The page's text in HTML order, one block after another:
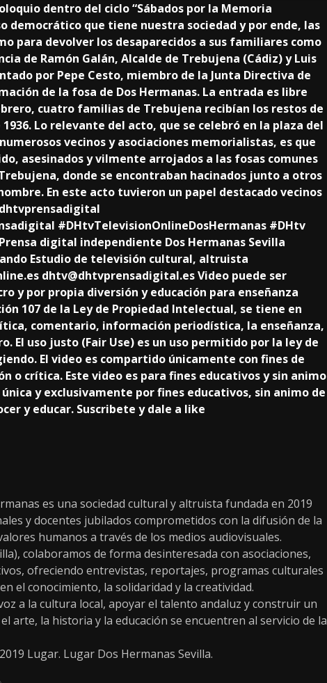
dentro del ciclo “Sábados por la Memoria
democrático que tiene nuestra sociedad y por ende, las
para devolver los desaparecidos a sus familiares como
de Ramón Galán, Alcalde de Trebujena (Cádiz) y Luis
por Pepe Cesto, miembro de la Junta Directiva de
de la fosa de Dos Hermanas. La entrada es libre
cuatro familias de Trebujena recibían los restos de
Lo relevante del acto, que se celebró en la plaza del
vecinos y asociaciones memorialistas, es que
asesinados y vilmente arrojados a las fosas comunes
donde se encontraban hacinados junto a otros
En este acto tuvieron un papel destacado vecinos
#DHtvTelevisionOnlineDosHermanas​ #DHtv​
digital independiente Dos Hermanas Sevilla
Estudio de televisión cultural, altruista
dhtv@dhtvprensadigital.es Video puede ser
y por propia diversión y educación para enseñanza
107 de la Ley de Propiedad Intelectual, se tiene en
comentario, información periodística, la enseñanza,
El uso justo (Fair Use) es un uso permitido por la ley de
El video es compartido únicamente con fines de
o crítica. Este video es para fines educativos y sin animo
y exclusivamente por fines educativos, sin animo de
y educar. Suscribete y dale a like
es una sociedad cultural y altruista fundada en 2019
y docentes jubilados comprometidos con la difusión de la
humanos a través de los medios audiovisuales.
colaboramos de forma desinteresada con asociaciones,
ofreciendo entrevistas, reportajes, programas culturales
el conocimiento, la solidaridad y la creatividad.
a la cultura local, apoyar el talento andaluz y construir un
arte, la historia y la educación se encuentren al servicio de la
Lugar. Lugar Dos Hermanas Sevilla.